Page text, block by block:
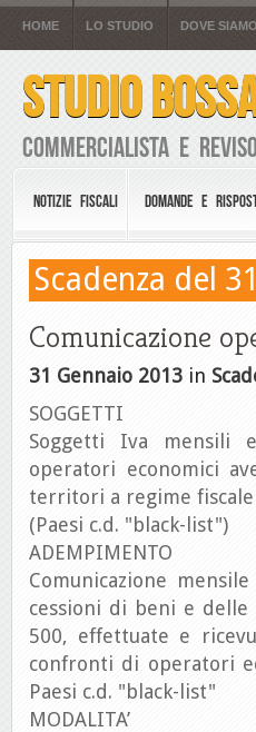
HOME LO STUDIO DOVE SIAMO
STUDIO
Commercialista e
NOTIZIE FISCALI DOMANDE E
Scadenza del
Comunicazione
31 Gennaio 2013 in
SOGGETTI
Soggetti Iva mensili
operatori economici
territori a regime
(Paesi c.d. "black-list")
ADEMPIMENTO
Comunicazione
cessioni di beni e
500, effettuate e
confronti di operatori
Paesi c.d. "black-list"
MODALITA’